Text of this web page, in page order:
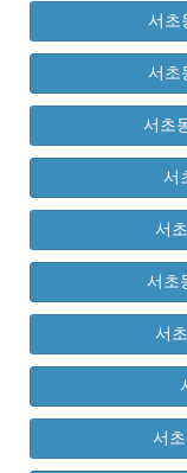
서초
서초
서초
서
서
서초
서
서